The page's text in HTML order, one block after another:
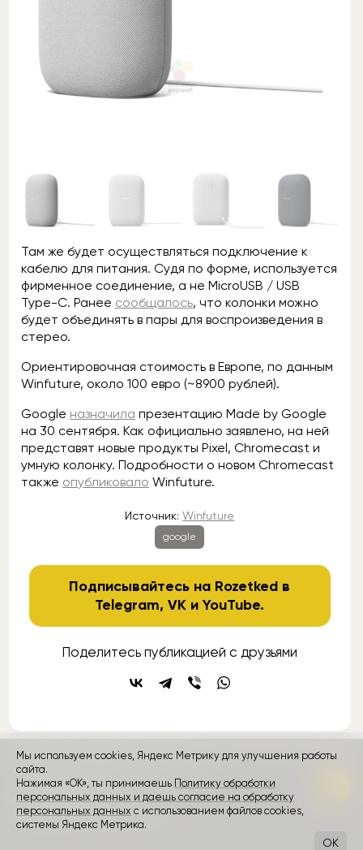
Там же будет осуществляться подключение к
кабелю для питания. Судя по форме, используется
фирменное соединение, а не MicroUSB / USB
Type-C. Ранее сообщалось, что колонки можно
будет объединять в пары для воспроизведения в
стерео.
Ориентировочная стоимость в Европе, по данным
Winfuture, около 100 евро (~8900 рублей).
Google назначила презентацию Made by Google
на 30 сентября. Как официально заявлено, на ней
представят новые продукты Pixel, Chromecast и
умную колонку. Подробности о новом Chromecast
также опубликовало Winfuture.
Источник:Winfuture
google
Подписывайтесь на Rozetked в
Telegram,VK иYouTube.
Поделитесь публикацией с друзьями
контакты
Rozetked © 2026
Пользовательское соглашение
Мы используем cookies, Яндекс Метрику для улучшения работы
сайта.
Нажимая «ОК», ты принимаешь Политику обработки
персональных данных и даешь согласие на обработку
персональных данных с использованием файлов cookies,
системы Яндекс Метрика.
OK